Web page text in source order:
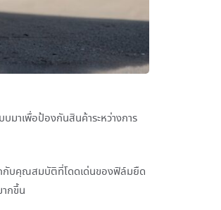
าเพื่อป้องกันสินค้าระหว่างการ
กับคุณสมบัติที่โดดเด่นของฟิล์มยืด
กขึ้น